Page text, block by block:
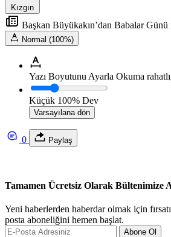
Kızgın
Başkan Büyükakın’dan Babalar Günü
Normal (100%)
Yazı Boyutunu Ayarla Okuma
Küçük 100% Dev
Varsayılana dön
0 Paylaş
Tamamen Ücretsiz Olarak Bültenimize
Yeni haberlerden haberdar olmak için
posta aboneliğini hemen başlat.
Abone Ol